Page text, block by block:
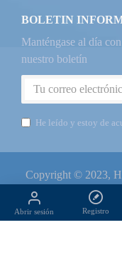
BOLETIN
Manténgase al día
nuestro boletín
He leído y estoy de
Copyright © 2023,
Abrir sesión Registro